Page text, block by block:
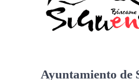
Ayuntamiento de